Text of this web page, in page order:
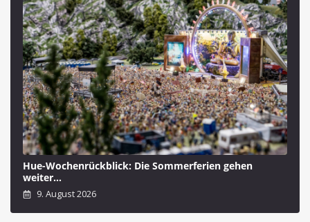
Hue-Wochenrückblick: Die Sommerferien gehen
weiter…
9. August 2026